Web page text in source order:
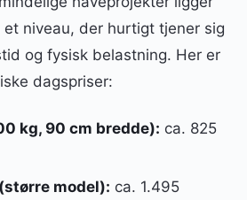
niveau, der hurtigt tjener sig
og fysisk belastning. Her er
dagspriser:
kg, 90 cm bredde): ca. 825
model): ca. 1.495